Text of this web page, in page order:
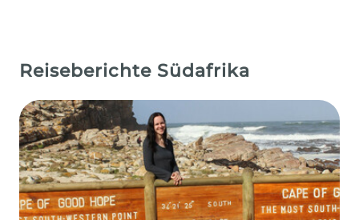
Reiseberichte Südafrika